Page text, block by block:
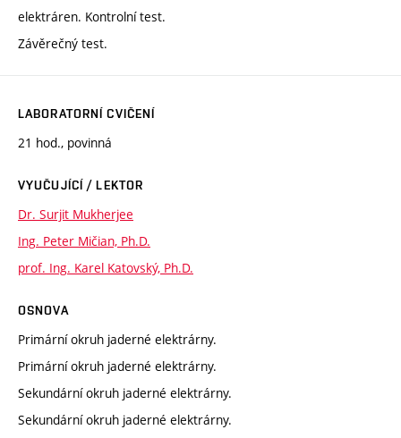
elektráren. Kontrolní test.
Závěrečný test.
LABORATORNÍ CVIČENÍ
21 hod., povinná
VYUČUJÍCÍ / LEKTOR
Dr. Surjit Mukherjee
Ing. Peter Mičian, Ph.D.
prof. Ing. Karel Katovský, Ph.D.
OSNOVA
Primární okruh jaderné elektrárny.
Primární okruh jaderné elektrárny.
Sekundární okruh jaderné elektrárny.
Sekundární okruh jaderné elektrárny.